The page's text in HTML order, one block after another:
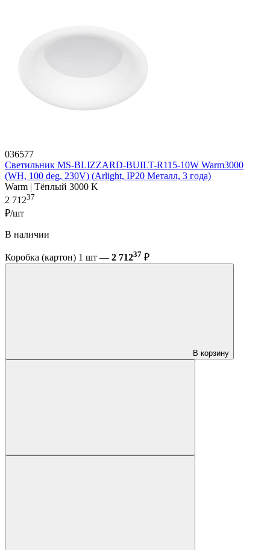
036577
Светильник MS-BLIZZARD-BUILT-R115-10W Warm3000
(WH, 100 deg, 230V) (Arlight, IP20 Металл, 3 года)
Warm | Тёплый 3000 K
2 71237
₽/шт
В наличии
Коробка (картон) 1 шт — 2 71237 ₽
В корзину